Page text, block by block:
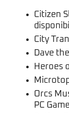
Citizen
City
Dave
Heroes
Orcs
PC